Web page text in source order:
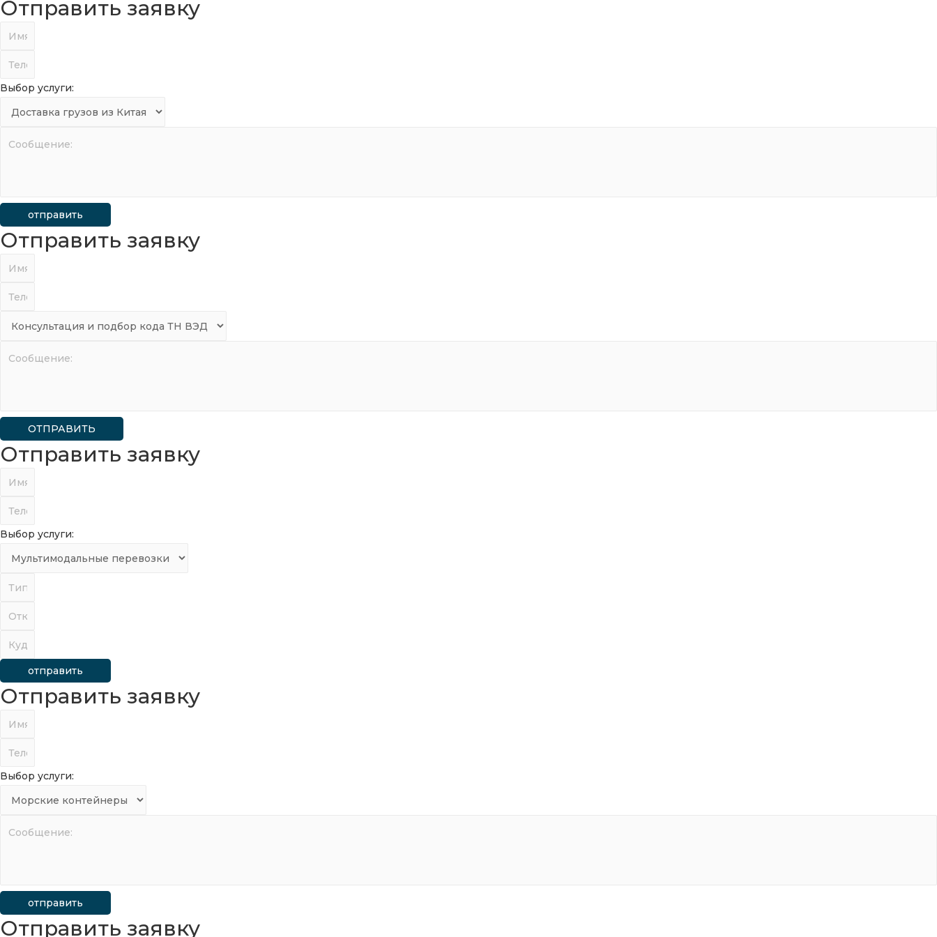
Отправить заявку
Выбор услуги:
отправить
Отправить заявку
ОТПРАВИТЬ
Отправить заявку
Выбор услуги:
отправить
Отправить заявку
Выбор услуги:
отправить
Отправить заявку